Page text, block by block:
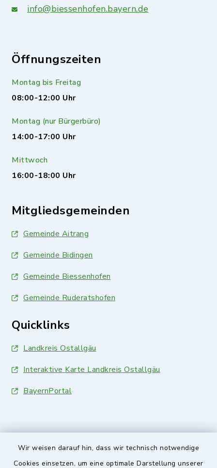
Wir weisen darauf hin, dass wir technisch notwendige
Cookies einsetzen, um eine optimale Darstellung unserer
info@biessenhofen.bayern.de
Öffnungszeiten
Montag bis Freitag
08:00-12:00 Uhr
Montag (nur Bürgerbüro)
14:00-17:00 Uhr
Mittwoch
16:00-18:00 Uhr
Mitgliedsgemeinden
Gemeinde Aitrang
Gemeinde Bidingen
Gemeinde Biessenhofen
Gemeinde Ruderatshofen
Quicklinks
Landkreis Ostallgäu
Interaktive Karte Landkreis Ostallgäu
BayernPortal
Sicherer Kontakt